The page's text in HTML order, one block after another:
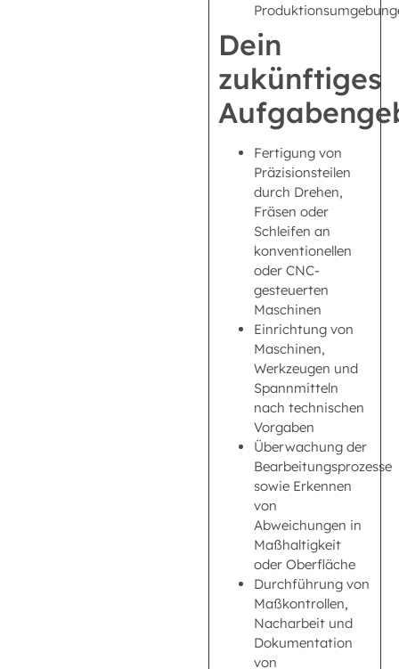
Dein
zukünftiges
Fertigung von
Präzisionsteilen
durch Drehen,
Fräsen oder
Schleifen an
konventionellen
oder CNC-
gesteuerten
Maschinen
Einrichtung von
Maschinen,
Werkzeugen und
Spannmitteln
nach technischen
Vorgaben
Überwachung der
Bearbeitungsprozesse
sowie Erkennen
von
Abweichungen in
Maßhaltigkeit
oder Oberfläche
Durchführung von
Maßkontrollen,
Nacharbeit und
Dokumentation
von